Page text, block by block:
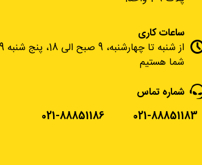
ساعات کاری
شما هستیم
شماره تماس
021-88851183
021-88851186